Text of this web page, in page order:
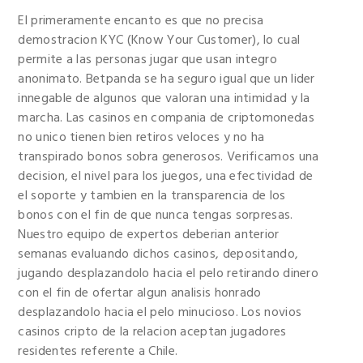
El primeramente encanto es que no precisa
demostracion KYC (Know Your Customer), lo cual
permite a las personas jugar que usan integro
anonimato. Betpanda se ha seguro igual que un lider
innegable de algunos que valoran una intimidad y la
marcha. Las casinos en compania de criptomonedas
no unico tienen bien retiros veloces y no ha
transpirado bonos sobra generosos. Verificamos una
decision, el nivel para los juegos, una efectividad de
el soporte y tambien en la transparencia de los
bonos con el fin de que nunca tengas sorpresas.
Nuestro equipo de expertos deberian anterior
semanas evaluando dichos casinos, depositando,
jugando desplazandolo hacia el pelo retirando dinero
con el fin de ofertar algun analisis honrado
desplazandolo hacia el pelo minucioso. Los novios
casinos cripto de la relacion aceptan jugadores
residentes referente a Chile.